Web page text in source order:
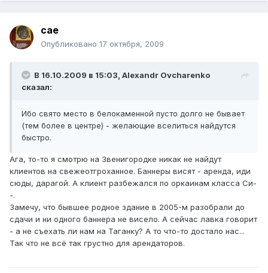
cae
Опубликовано 17 октября, 2009
В 16.10.2009 в 15:03, Alexandr Ovcharenko
сказал:
Ибо свято место в белокаменной пусто долго не бывает
(тем более в центре) - желающие вселиться найдутся
быстро.
Ага, то-то я смотрю на Звенигородке никак не найдут
клиентов на свежеотгроханное. Баннеры висят - аренда, иди
сюды, дарагой. А клиент разбежался по оркаинам класса Си-
-.
Замечу, что бывшее родное здание в 2005-м разобрали до
сдачи и ни одного баннера не висело. А сейчас лавка говорит
- а не съехать ли нам на Таганку? А то что-то достало нас...
Так что не всё так грустно для арендаторов.